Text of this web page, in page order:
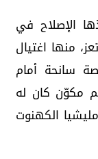
الإصلاح في
منها اغتيال
سانحة أمام
مكوّن كان له
الكهنوت